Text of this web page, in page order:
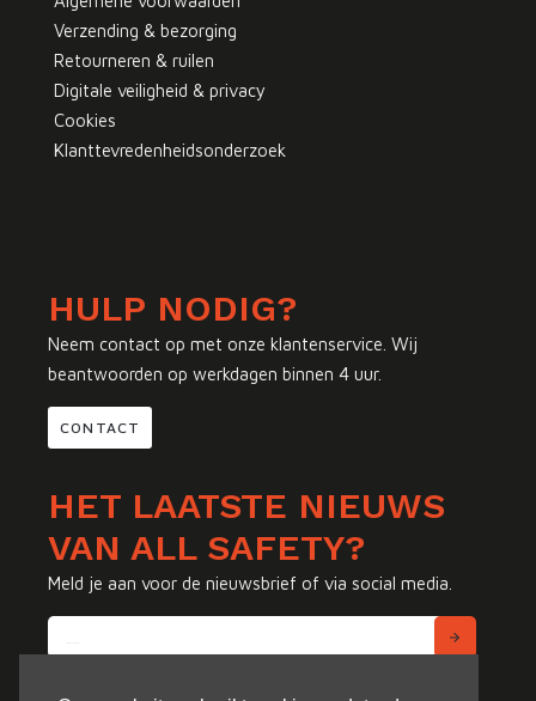
Verzending & bezorging
Retourneren & ruilen
Digitale veiligheid & privacy
Cookies
Klanttevredenheidsonderzoek
HULP NODIG?
Neem contact op met onze klantenservice. Wij
beantwoorden op werkdagen binnen 4 uur.
CONTACT
HET LAATSTE NIEUWS
VAN ALL SAFETY?
Meld je aan voor de nieuwsbrief of via social media.